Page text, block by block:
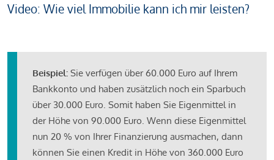
Video: Wie viel Immobilie kann ich mir leisten?
Beispiel: Sie verfügen über 60.000 Euro auf Ihrem
Bankkonto und haben zusätzlich noch ein Sparbuch
über 30.000 Euro. Somit haben Sie Eigenmittel in
der Höhe von 90.000 Euro. Wenn diese Eigenmittel
nun 20 % von Ihrer Finanzierung ausmachen, dann
können Sie einen Kredit in Höhe von 360.000 Euro